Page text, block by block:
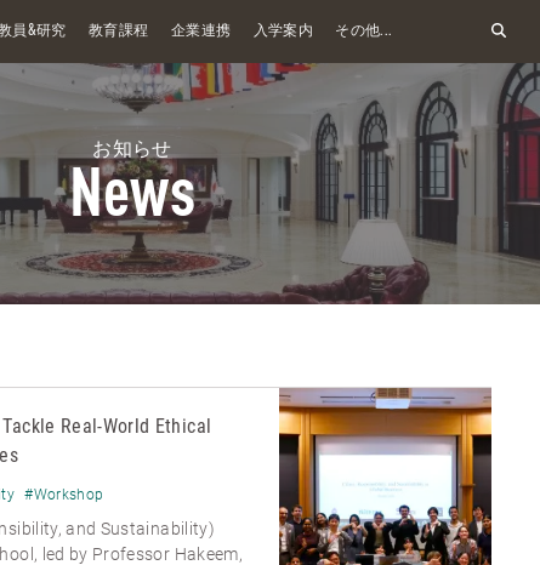
員&研究 教育課程 企業連携 入学案内 その他...
お知らせ
News
Real-World Ethical
#Workshop
and Sustainability)
led by Professor Hakeem,